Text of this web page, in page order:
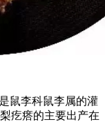
鼠李科鼠李属的灌
疙瘩的主要出产在